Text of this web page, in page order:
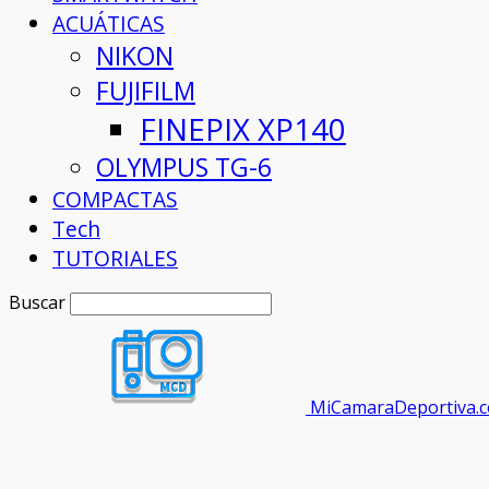
ACUÁTICAS
NIKON
FUJIFILM
FINEPIX XP140
OLYMPUS TG-6
COMPACTAS
Tech
TUTORIALES
Buscar